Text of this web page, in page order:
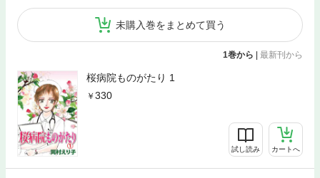
未購入巻をまとめて買う
1巻から | 最新刊から
桜病院ものがたり 1
330
試し読み カートへ